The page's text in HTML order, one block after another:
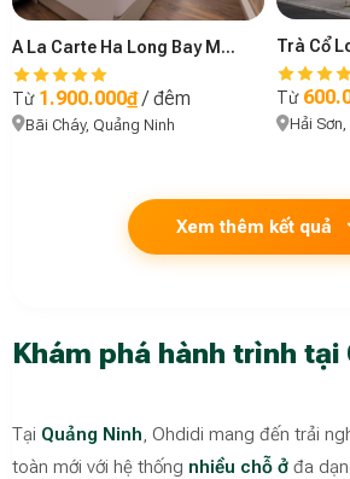
A La Carte Ha Long Bay Managed by TASECO - Apartment
Từ 1.900.000₫/ đêm
Bãi Cháy, Quảng Ninh
Từ
Hải
Xem thêm kết quả
Khám phá hành trình tại
Tại Quảng Ninh, Ohdidi mang đến trải
toàn mới với hệ thống nhiều chỗ ở đa